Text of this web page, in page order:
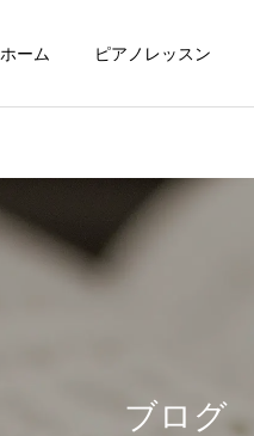
ホーム ピアノレッスン
小・中・高・大学生レ
楽譜作成アプリ・ICTブログ